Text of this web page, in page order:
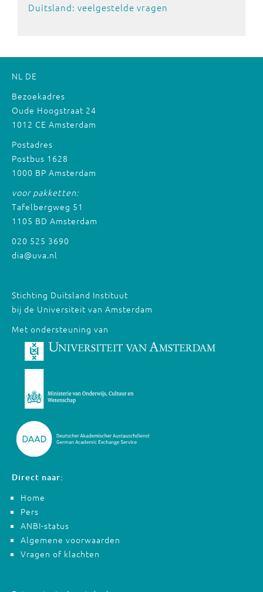
Duitsland: veelgestelde vragen
NL DE
Bezoekadres
Oude Hoogstraat 24
1012 CE Amsterdam
Postadres
Postbus 1628
1000 BP Amsterdam
voor pakketten:
Tafelbergweg 51
1105 BD Amsterdam
020 525 3690
dia@uva.nl
Stichting Duitsland Instituut
bij de Universiteit van Amsterdam
Met ondersteuning van
Direct naar:
Home
Pers
ANBI-status
Algemene voorwaarden
Vragen of klachten